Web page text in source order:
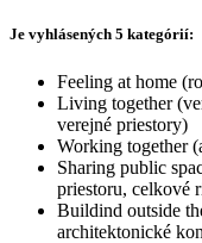
Je vyhlásených 5 kategórií:
Feeling at home
Living together
verejné priestory)
Working together
Sharing public
priestoru, celkové
Buildind outside
architektonické